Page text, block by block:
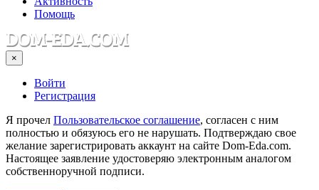
Помощь
×
Войти
Регистрация
Я прочел Пользовательское соглашение, согласен с ним
полностью и обязуюсь его не нарушать. Подтверждаю свое
желание зарегистрировать аккаунт на сайте Dom-Eda.com.
Настоящее заявление удостоверяю электронным аналогом
собственноручной подписи.